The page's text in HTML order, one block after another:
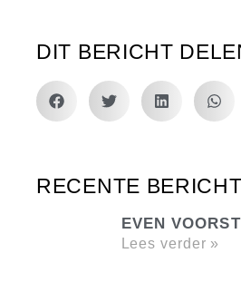
DIT BERICHT
RECENTE
EVEN
Lees verder »